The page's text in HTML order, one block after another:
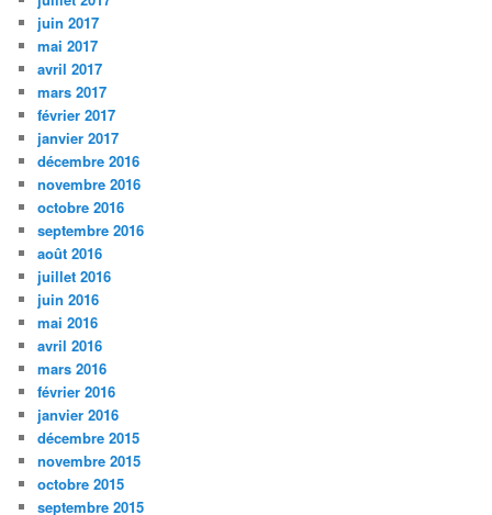
juin 2017
mai 2017
avril 2017
mars 2017
février 2017
janvier 2017
décembre 2016
novembre 2016
octobre 2016
septembre 2016
août 2016
juillet 2016
juin 2016
mai 2016
avril 2016
mars 2016
février 2016
janvier 2016
décembre 2015
novembre 2015
octobre 2015
septembre 2015